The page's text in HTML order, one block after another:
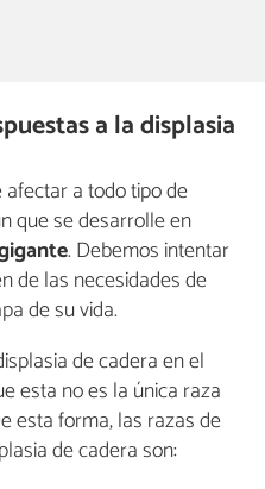
a la displasia
a todo tipo de
que se desarrolle en
. Debemos intentar
de las necesidades de
de su vida.
de cadera en el
esta no es la única raza
esta forma, las razas de
de cadera son: